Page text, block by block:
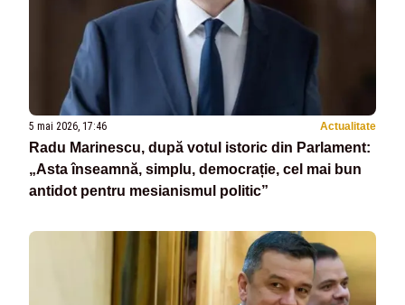
5 mai 2026, 17:46 Actualitate
Radu Marinescu, după votul istoric din Parlament:
„Asta înseamnă, simplu, democrație, cel mai bun
antidot pentru mesianismul politic”